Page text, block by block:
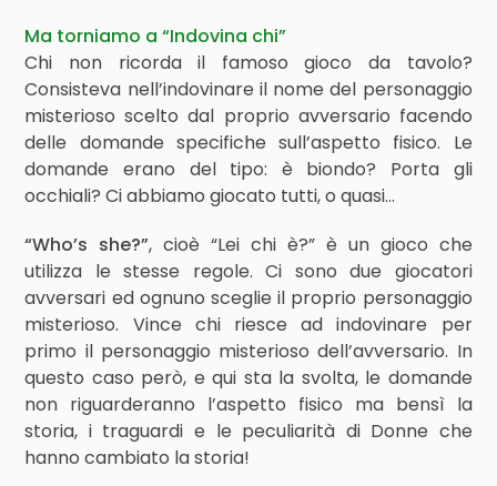
Ma torniamo a “Indovina chi”
Chi non ricorda il famoso gioco da tavolo?
Consisteva nell’indovinare il nome del personaggio
misterioso scelto dal proprio avversario facendo
delle domande specifiche sull’aspetto fisico. Le
domande erano del tipo: è biondo? Porta gli
occhiali? Ci abbiamo giocato tutti, o quasi…
“Who’s she?”, cioè “Lei chi è?” è un gioco che
utilizza le stesse regole. Ci sono due giocatori
avversari ed ognuno sceglie il proprio personaggio
misterioso. Vince chi riesce ad indovinare per
primo il personaggio misterioso dell’avversario. In
questo caso però, e qui sta la svolta, le domande
non riguarderanno l’aspetto fisico ma bensì la
storia, i traguardi e le peculiarità di Donne che
hanno cambiato la storia!